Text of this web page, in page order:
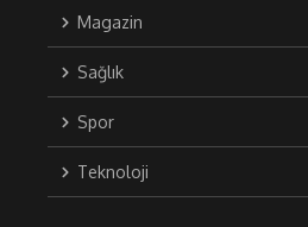
Magazin
Sağlık
Spor
Teknoloji